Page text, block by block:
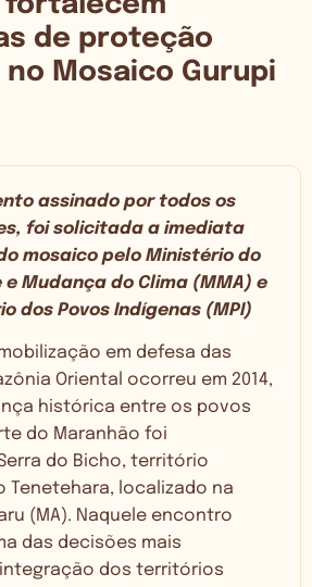
de proteção
Mosaico Gurupi
assinado por todos os
foi solicitada a imediata
mosaico pelo Ministério do
e Mudança do Clima (MMA) e
dos Povos Indígenas (MPI)
em defesa das
Oriental ocorreu em 2014,
histórica entre os povos
do Maranhão foi
do Bicho, território
Tenetehara, localizado na
(MA). Naquele encontro
das decisões mais
dos territórios